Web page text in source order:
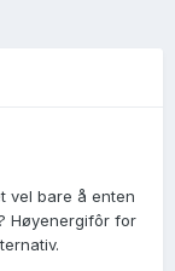
vel bare å enten
Høyenergifôr for